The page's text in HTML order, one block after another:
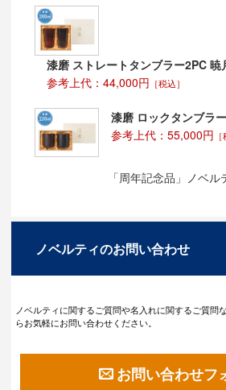
漆磨 ストレートタンブラー2PC 暁
参考上代：44,000円 ［税込］
漆磨 ロックタンブラ
参考上代：55,000円
「周年記念品」ノベ
ノベルティのお問い合わせ
ノベルティに関するご質問や名入れに関するご質問
らお気軽にお問い合わせください。
お問い合わせフ